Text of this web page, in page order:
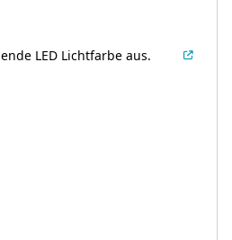
LED Lichtfarbe aus.